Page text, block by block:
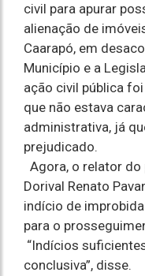
civil para apurar
alienação de
Caarapó, em
Município e a
ação civil pública
que não estava
administrativa, já
prejudicado.
Agora, o relator
Dorival Renato
indício de
para o
“Indícios
conclusiva”, disse.